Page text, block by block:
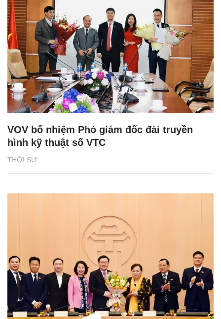
THỜI SỰ
VOV bổ nhiệm Phó giám đốc đài truyền
hình kỹ thuật số VTC